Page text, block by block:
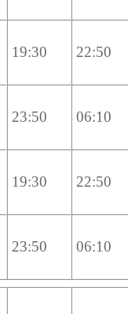
19:30 22:50
23:50 06:10
19:30 22:50
23:50 06:10